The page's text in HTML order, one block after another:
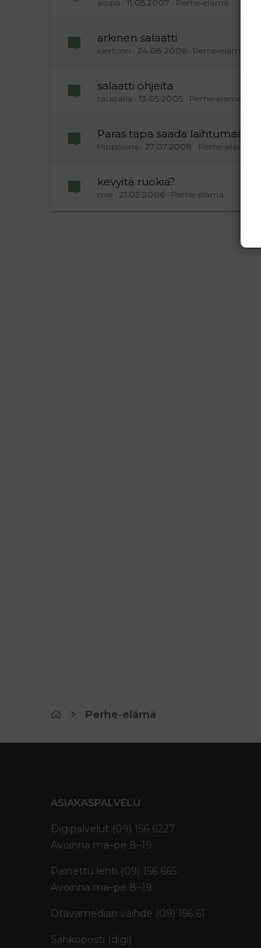
äippä 11.05.2007 Perhe-elämä
arkinen salaatti
kiertoon 24.08.2006 Perhe-elämä
salaatti ohjeita
taustalla 13.05.2005 Perhe-elämä
Paras tapa saada laihtumaan?
Hippoliina 27.07.2008 Perhe-elämä
kevyitä ruokia?
mie 21.03.2006 Perhe-elämä
Perhe-elämä
ASIAKASPALVELU
Digipalvelut (09) 156 6227
Avoinna ma–pe 8–19
Painettu lehti (09) 156 665
Avoinna ma–pe 8–19
Otavamedian vaihde (09) 156 61
Sähköposti (digi)